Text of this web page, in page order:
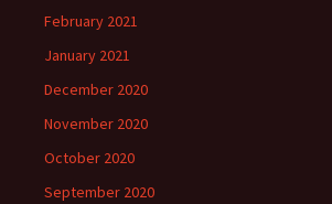
February 2021
January 2021
December 2020
November 2020
October 2020
September 2020